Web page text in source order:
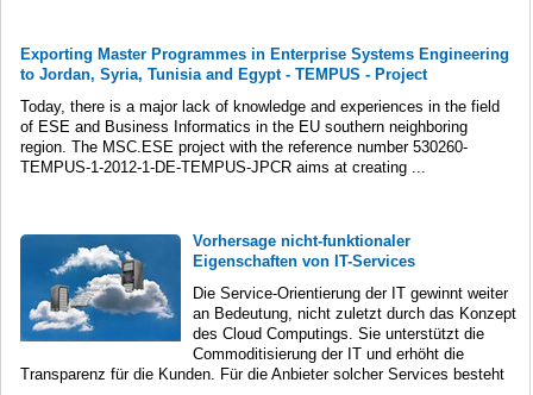
Exporting Master Programmes in Enterprise Systems Engineering
to Jordan, Syria, Tunisia and Egypt - TEMPUS - Project
Today, there is a major lack of knowledge and experiences in the field
of ESE and Business Informatics in the EU southern neighboring
region. The MSC.ESE project with the reference number 530260-
TEMPUS-1-2012-1-DE-TEMPUS-JPCR aims at creating ...
Vorhersage nicht-funktionaler
Eigenschaften von IT-Services
Die Service-Orientierung der IT gewinnt weiter
an Bedeutung, nicht zuletzt durch das Konzept
des Cloud Computings. Sie unterstützt die
Commoditisierung der IT und erhöht die
Transparenz für die Kunden. Für die Anbieter solcher Services besteht